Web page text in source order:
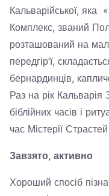
Кальварійської, яка
Комплекс, званий
розташований на
передгір’ї,
бернардинців,
Раз на рік
біблійних часів і
час Містерії
Завзято, активно
Хороший спосіб